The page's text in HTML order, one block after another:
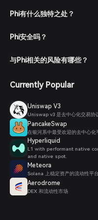
Phi有什么独特之处？
Phi安全吗？
与Phi相关的风险有哪些？
Currently Popular
Uniswap V3
Uniswap v3 是去中心化交易协
PancakeSwap
在银河系中最受欢迎的去中心化
Hyperliquid
L1 with performant native
and native spot.
Meteora
Solana 上稳定资产的流动性平台
Aerodrome
DEX 和流动性市场